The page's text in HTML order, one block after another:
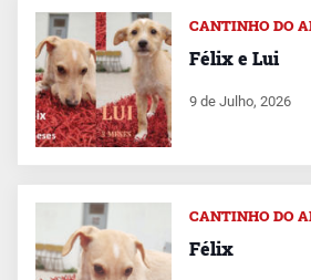
CANTINHO DO
Félix e Lui
9 de Julho, 2026
CANTINHO DO
Félix